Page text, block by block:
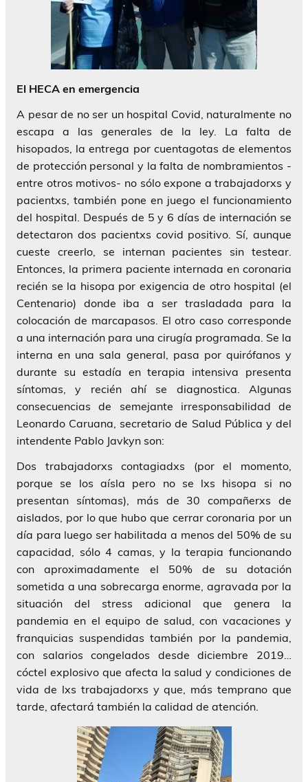
El HECA en emergencia
A pesar de no ser un hospital Covid, naturalmente no
escapa a las generales de la ley. La falta de
hisopados, la entrega por cuentagotas de elementos
de protección personal y la falta de nombramientos -
entre otros motivos- no sólo expone a trabajadorxs y
pacientxs, también pone en juego el funcionamiento
del hospital. Después de 5 y 6 días de internación se
detectaron dos pacientxs covid positivo. Sí, aunque
cueste creerlo, se internan pacientes sin testear.
Entonces, la primera paciente internada en coronaria
recién se la hisopa por exigencia de otro hospital (el
Centenario) donde iba a ser trasladada para la
colocación de marcapasos. El otro caso corresponde
a una internación para una cirugía programada. Se la
interna en una sala general, pasa por quirófanos y
durante su estadía en terapia intensiva presenta
síntomas, y recién ahí se diagnostica. Algunas
consecuencias de semejante irresponsabilidad de
Leonardo Caruana, secretario de Salud Pública y del
intendente Pablo Javkyn son:
Dos trabajadorxs contagiadxs (por el momento,
porque se los aísla pero no se lxs hisopa si no
presentan síntomas), más de 30 compañerxs de
aislados, por lo que hubo que cerrar coronaria por un
día para luego ser habilitada a menos del 50% de su
capacidad, sólo 4 camas, y la terapia funcionando
con aproximadamente el 50% de su dotación
sometida a una sobrecarga enorme, agravada por la
situación del stress adicional que genera la
pandemia en el equipo de salud, con vacaciones y
franquicias suspendidas también por la pandemia,
con salarios congelados desde diciembre 2019…
cóctel explosivo que afecta la salud y condiciones de
vida de lxs trabajadorxs y que, más temprano que
tarde, afectará también la calidad de atención.